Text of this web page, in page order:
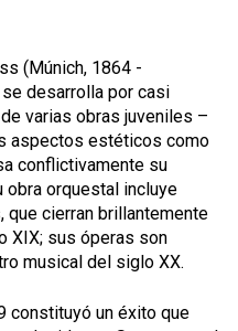
(Múnich, 1864 -
se desarrolla por casi
varias obras juveniles –
aspectos estéticos como
conflictivamente su
obra orquestal incluye
cierran brillantemente
XIX; sus óperas son
musical del siglo XX.
constituyó un éxito que